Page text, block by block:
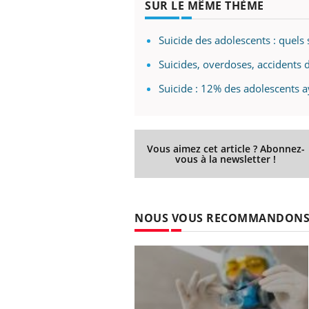
SUR LE MÊME THÈME
Suicide des adolescents :
Suicides, overdoses, accidents
Suicide : 12% des adolescents
Vous aimez cet article ? Abonnez-
vous à la newsletter !
NOUS VOUS RECOMMANDONS
Eczéma Chronique des Mains :
questions sur la maladie d'un proche c'est
...